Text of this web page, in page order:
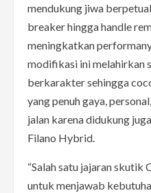
mendukung jiwa
breaker hingga handle
meningkatkan
modifikasi ini melahirkan
berkarakter sehingga
yang penuh gaya,
jalan karena didukung
Filano Hybrid.
“Salah satu jajaran skutik
untuk menjawab